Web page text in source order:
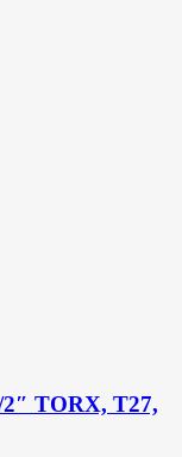
2″ TORX, T27,